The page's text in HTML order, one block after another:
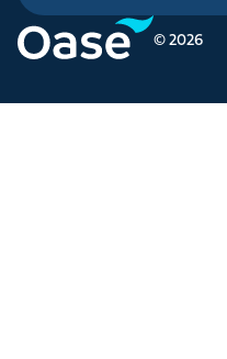
© 2026